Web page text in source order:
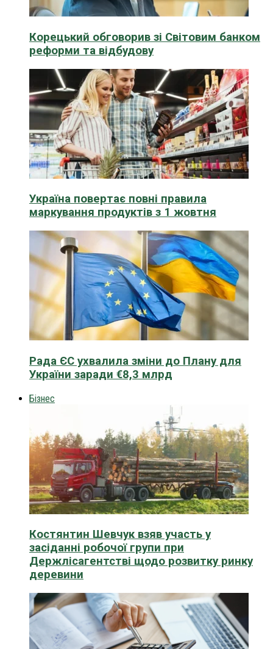
Корецький обговорив зі Світовим банком
реформи та відбудову
Україна повертає повні правила
маркування продуктів з 1 жовтня
Рада ЄС ухвалила зміни до Плану для
України заради €8,3 млрд
Бізнес
Костянтин Шевчук взяв участь у
засіданні робочої групи при
Держлісагентстві щодо розвитку ринку
деревини